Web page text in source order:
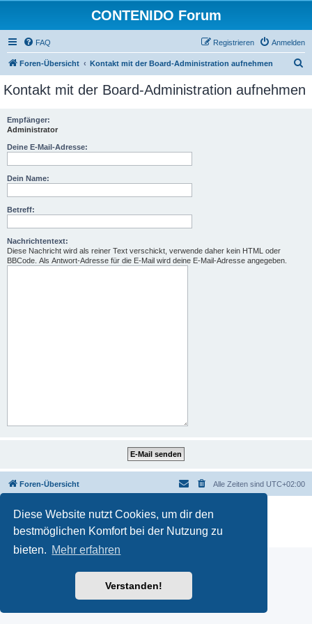
Diese Website nutzt Cookies, um dir den
bestmöglichen Komfort bei der Nutzung zu
bieten. Mehr erfahren
Verstanden!
CONTENIDO Forum
FAQ Anmelden
Registrieren
Foren-Übersicht Kontakt mit der Board-Administration aufnehmen
c
Kontakt mit der Board-Administration aufnehmen
Empfänger:
Administrator
Deine E-Mail-Adresse:
Dein Name:
Betreff:
Nachrichtentext:
Diese Nachricht wird als reiner Text verschickt, verwende daher kein HTML oder
BBCode. Als Antwort-Adresse für die E-Mail wird deine E-Mail-Adresse angegeben.
Foren-Übersicht Alle Zeiten sind UTC+02:00
Powered by phpBB
® Forum Software © phpBB Limited
Deutsche Übersetzung durch
Datenschutz|Nutzungsbedingungen